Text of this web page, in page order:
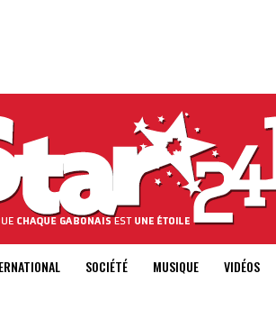
SOCIÉTÉ MUSIQUE VIDÉOS